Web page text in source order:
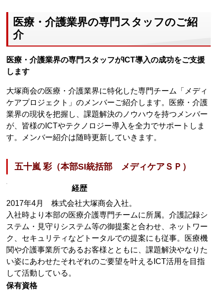
医療・介護業界の専門スタッフのご紹
介
医療・介護業界の専門スタッフがICT導入の成功をご支援
します
大塚商会の医療・介護業界に特化した専門チーム「メディ
ケアプロジェクト」のメンバーご紹介します。医療・介護
業界の現状を把握し、課題解決のノウハウを持つメンバー
が、皆様のICTやテクノロジー導入を全力でサポートしま
す。メンバー紹介は随時更新していきます。
五十嵐 彩（本部SI統括部 メディケアＳＰ）
経歴
2017年4月 株式会社大塚商会入社。
入社時より本部の医療介護専門チームに所属。介護記録シ
ステム・見守りシステム等の御提案と合わせ、ネットワー
ク、セキュリティなどトータルでの提案にも従事。医療機
関や介護事業所であるお客様とともに、課題解決やなりた
い姿にあわせたそれぞれのご要望を叶えるICT活用を目指
して活動している。
保有資格